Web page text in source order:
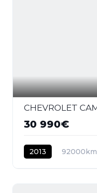
30 990€
2013 92000km